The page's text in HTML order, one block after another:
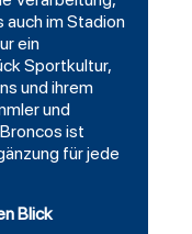
auch im Stadion
ein
Sportkultur,
und ihrem
und
ist
für jede
Blick